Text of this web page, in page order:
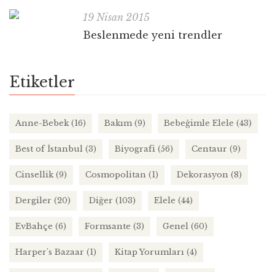
19 Nisan 2015
Beslenmede yeni trendler
Etiketler
Anne-Bebek(16) Bakım (9) Bebeğimle Elele (43)
Best of İstanbul (3) Biyografi (56) Centaur (9)
Cinsellik(9) Cosmopolitan (1) Dekorasyon (8)
Dergiler (20) Diğer (103) Elele (44)
EvBahçe (6) Formsante (3) Genel (60)
Harper's Bazaar (1) Kitap Yorumları (4)